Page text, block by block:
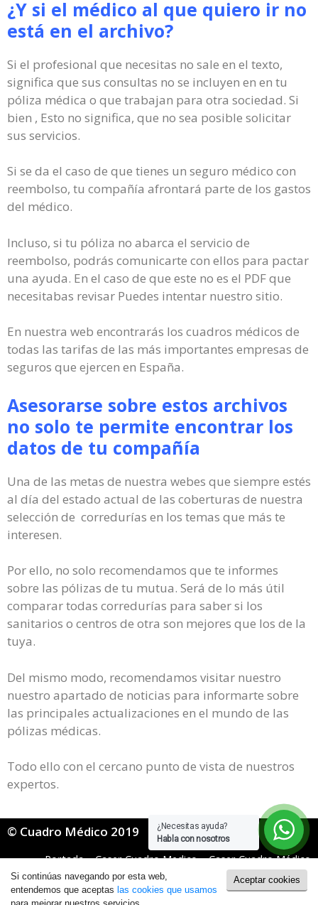
¿Necesitas ayuda?
Habla con nosotros
¿Y si el médico al que quiero ir no
está en el archivo?
Si el profesional que necesitas no sale en el texto,
significa que sus consultas no se incluyen en en tu
póliza médica o que trabajan para otra sociedad. Si
bien , Esto no significa, que no sea posible solicitar
sus servicios.
Si se da el caso de que tienes un seguro médico con
reembolso, tu compañía afrontará parte de los gastos
del médico.
Incluso, si tu póliza no abarca el servicio de
reembolso, podrás comunicarte con ellos para pactar
una ayuda. En el caso de que este no es el PDF que
necesitabas revisar Puedes intentar nuestro sitio.
En nuestra web encontrarás los cuadros médicos de
todas las tarifas de las más importantes empresas de
seguros que ejercen en España.
Asesorarse sobre estos archivos
no solo te permite encontrar los
datos de tu compañía
Una de las metas de nuestra webes que siempre estés
al día del estado actual de las coberturas de nuestra
selección de corredurías en los temas que más te
interesen.
Por ello, no solo recomendamos que te informes
sobre las pólizas de tu mutua. Será de lo más útil
comparar todas corredurías para saber si los
sanitarios o centros de otra son mejores que los de la
tuya.
Del mismo modo, recomendamos visitar nuestro
nuestro apartado de noticias para informarte sobre
las principales actualizaciones en el mundo de las
pólizas médicas.
Todo ello con el cercano punto de vista de nuestros
expertos.
© Cuadro Médico 2019
Portada»Caser Cuadro Medico»Caser Cuadro Médico
Mugeju»Caser mugeju cuadro medico Álava
Política de Cookies|Política de Privacidad
Aceptar cookies
Si continúas navegando por esta web,
entendemos que aceptas las cookies que usamos